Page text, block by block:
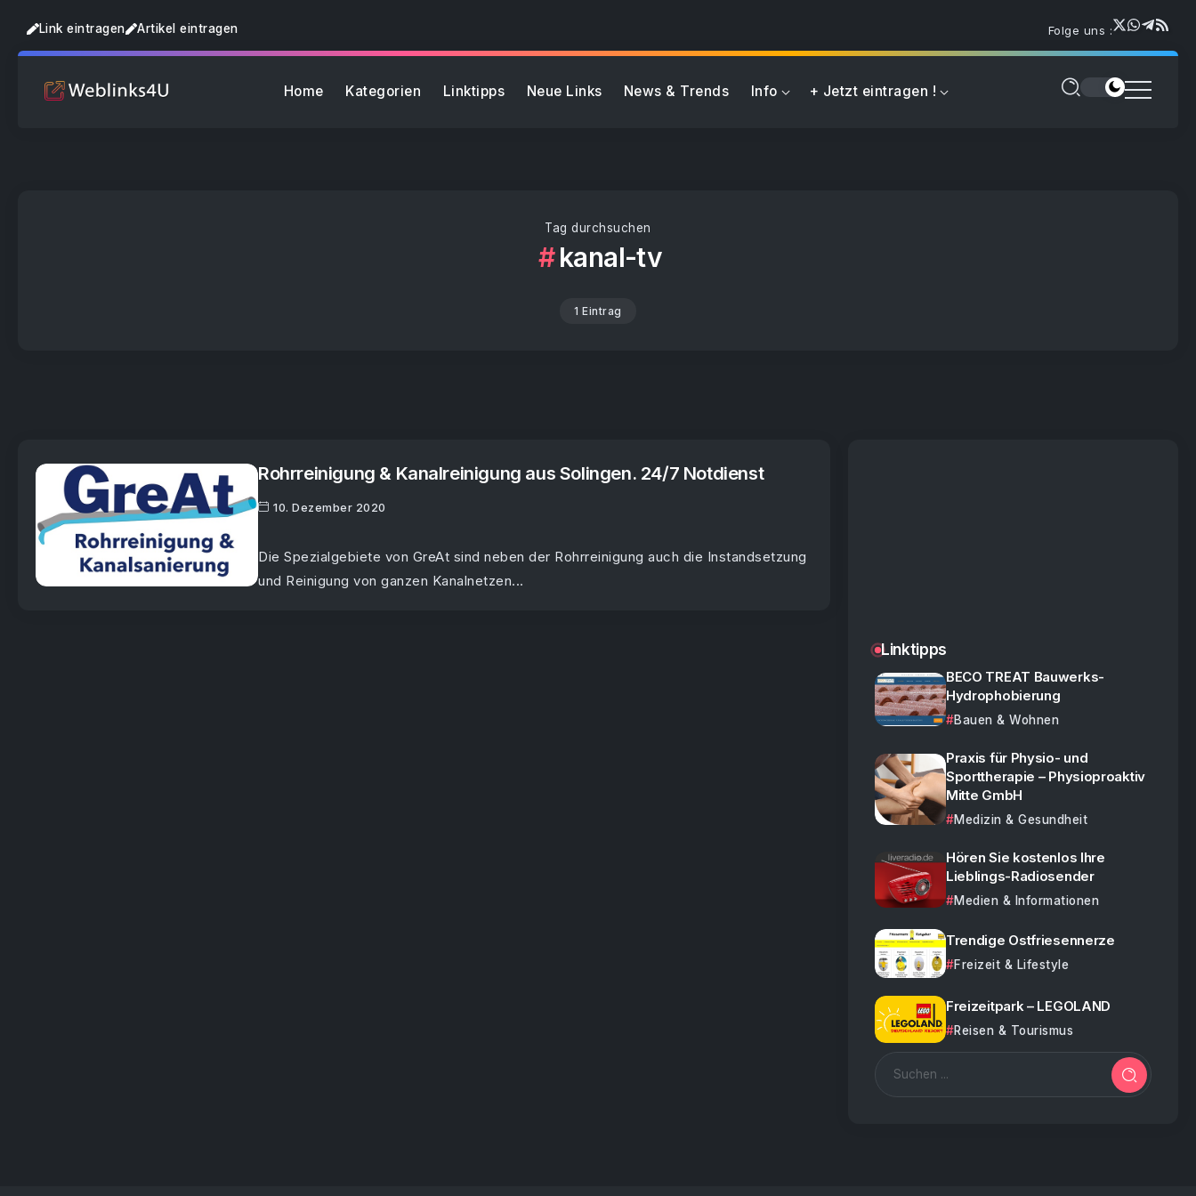
Link eintragen Artikel eintragen Folge uns :
Home Kategorien Linktipps Neue Links News & Trends Info + Jetzt eintragen !
Tag durchsuchen
kanal-tv
1 Eintrag
Rohrreinigung & Kanalreinigung aus Solingen. 24/7 Notdienst
10. Dezember 2020
Die Spezialgebiete von GreAt sind neben der Rohrreinigung auch die Instandsetzung
und Reinigung von ganzen Kanalnetzen...
Linktipps
BECO TREAT Bauwerks-
Hydrophobierung
Bauen & Wohnen
Praxis für Physio- und
Sporttherapie – Physioproaktiv
Mitte GmbH
Medizin & Gesundheit
Hören Sie kostenlos Ihre
Lieblings-Radiosender
Medien & Informationen
Trendige Ostfriesennerze
Freizeit & Lifestyle
Freizeitpark – LEGOLAND
Reisen & Tourismus